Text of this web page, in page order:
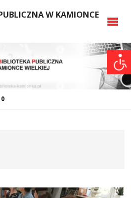
W KAMIONCE